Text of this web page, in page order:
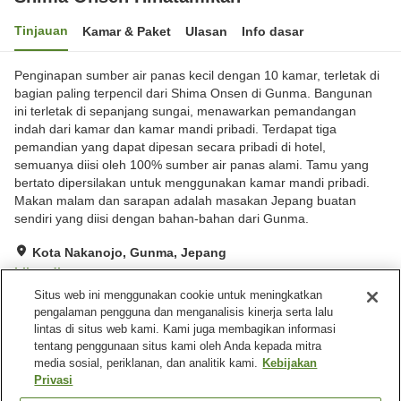
Tinjauan Kamar & Paket Ulasan Info dasar
Penginapan sumber air panas kecil dengan 10 kamar, terletak di
bagian paling terpencil dari Shima Onsen di Gunma. Bangunan
ini terletak di sepanjang sungai, menawarkan pemandangan
indah dari kamar dan kamar mandi pribadi. Terdapat tiga
pemandian yang dapat dipesan secara pribadi di hotel,
semuanya diisi oleh 100% sumber air panas alami. Tamu yang
bertato dipersilakan untuk menggunakan kamar mandi pribadi.
Makan malam dan sarapan adalah masakan Jepang buatan
sendiri yang diisi dengan bahan-bahan dari Gunma.
Kota Nakanojo, Gunma, Jepang
Lihat di peta
Luar biasa Ulasan:100
Fasilitas properti
Wi-Fi
gedung
Situs web ini menggunakan cookie untuk meningkatkan
pengalaman pengguna dan menganalisis kinerja serta lalu
lintas di situs web kami. Kami juga membagikan informasi
tentang penggunaan situs kami oleh Anda kepada mitra
media sosial, periklanan, dan analitik kami. Kebijakan
Privasi